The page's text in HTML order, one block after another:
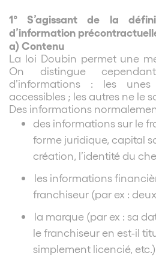
1° S’agissant de la
d’information
a) Contenu
La loi Doubin permet une
On distingue
d’informations : les
accessibles ; les autres ne le
Des informations
des informations sur le
forme juridique, capital
création, l’identité du
les informations
franchiseur (par ex :
la marque (par ex : sa
le franchiseur en est-il
simplement licencié, etc.).